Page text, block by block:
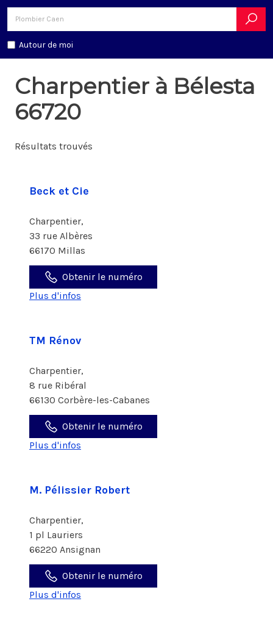
Autour de moi
Charpentier à Bélesta
66720
Résultats trouvés
Beck et Cie
Charpentier,
33 rue Albères
66170 Millas
Obtenir le numéro
Plus d'infos
TM Rénov
Charpentier,
8 rue Ribéral
66130 Corbère-les-Cabanes
Obtenir le numéro
Plus d'infos
M. Pélissier Robert
Charpentier,
1 pl Lauriers
66220 Ansignan
Obtenir le numéro
Plus d'infos